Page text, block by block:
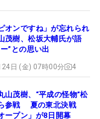
オンですね」が忘れられ
樹、松坂大輔氏が語
”との思い出
24日 (金) 07時00分 4
山茂樹、“平成の怪物”松
参戦 夏の東北決戦
ープン」が8日開幕